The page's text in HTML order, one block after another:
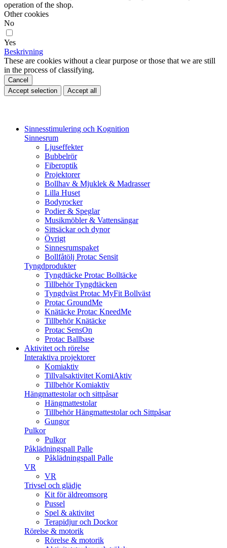
operation of the shop.
Other cookies
No
Yes
Beskrivning
These are cookies without a clear purpose or those that we are still
in the process of classifying.
Cancel
Accept selection
Accept all
Sinnesstimulering och Kognition
Sinnesrum
Ljuseffekter
Bubbelrör
Fiberoptik
Projektorer
Bollhav & Mjuklek & Madrasser
Lilla Huset
Bodyrocker
Podier & Speglar
Musikmöbler & Vattensängar
Sittsäckar och dynor
Övrigt
Sinnesrumspaket
Bollfåtölj Protac Sensit
Tyngdprodukter
Tyngdtäcke Protac Bolltäcke
Tillbehör Tyngdtäcken
Tyngdväst Protac MyFit Bollväst
Protac GroundMe
Knätäcke Protac KneedMe
Tillbehör Knätäcke
Protac SensOn
Protac Ballbase
Aktivitet och rörelse
Interaktiva projektorer
Komiaktiv
Tillvalsaktivitet KomiAktiv
Tillbehör Komiaktiv
Hängmattestolar och sittpåsar
Hängmattestolar
Tillbehör Hängmattestolar och Sittpåsar
Gungor
Pulkor
Pulkor
Påklädningspall Palle
Påklädningspall Palle
VR
VR
Trivsel och glädje
Kit för äldreomsorg
Pussel
Spel & aktivitet
Terapidjur och Dockor
Rörelse & motorik
Rörelse & motorik